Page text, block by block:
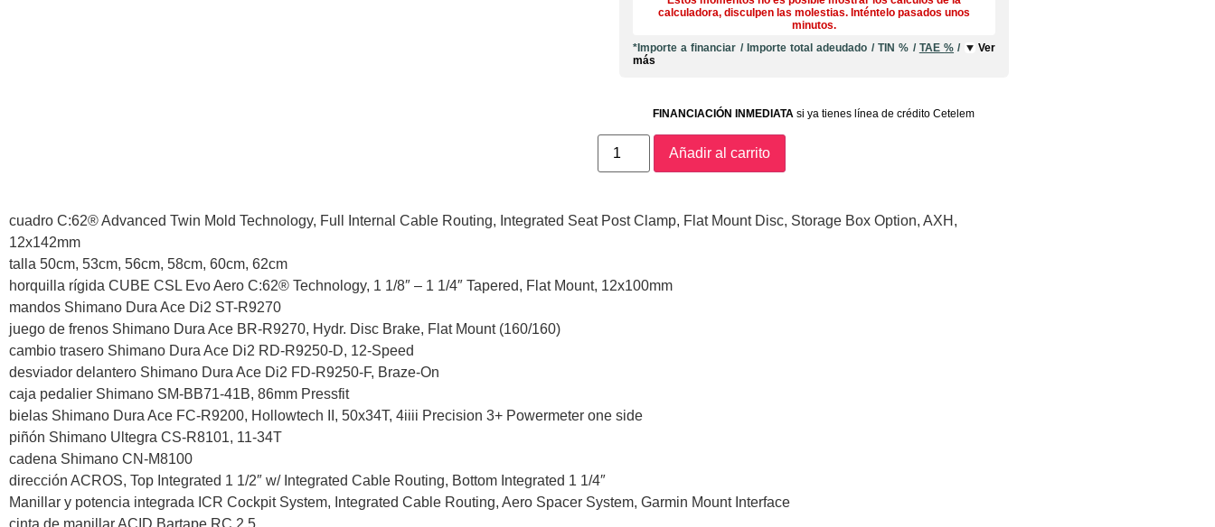
calculadora, disculpen las molestias. Inténtelo pasados unos
minutos.
*Importe a financiar / Importe total adeudado /TIN% / TAE% /
Ver
más
FINANCIACIÓN INMEDIATA si ya tienes línea de crédito Cetelem
Añadir al carrito
cuadro C:62® Advanced Twin Mold Technology, Full Internal Cable Routing, Integrated Seat Post Clamp, Flat Mount Disc, Storage Box Option, AXH,
12x142mm
talla 50cm, 53cm, 56cm, 58cm, 60cm, 62cm
horquilla rígida CUBE CSL Evo Aero C:62® Technology, 1 1/8″ – 1 1/4″ Tapered, Flat Mount, 12x100mm
mandos Shimano Dura Ace Di2 ST-R9270
juego de frenos Shimano Dura Ace BR-R9270, Hydr. Disc Brake, Flat Mount (160/160)
cambio trasero Shimano Dura Ace Di2 RD-R9250-D, 12-Speed
desviador delantero Shimano Dura Ace Di2 FD-R9250-F, Braze-On
caja pedalier Shimano SM-BB71-41B, 86mm Pressfit
bielas Shimano Dura Ace FC-R9200, Hollowtech II, 50x34T, 4iiii Precision 3+ Powermeter one side
piñón Shimano Ultegra CS-R8101, 11-34T
cadena Shimano CN-M8100
dirección ACROS, Top Integrated 1 1/2″ w/ Integrated Cable Routing, Bottom Integrated 1 1/4″
Manillar y potencia integrada ICR Cockpit System, Integrated Cable Routing, Aero Spacer System, Garmin Mount Interface
cinta de manillar ACID Bartape RC 2.5